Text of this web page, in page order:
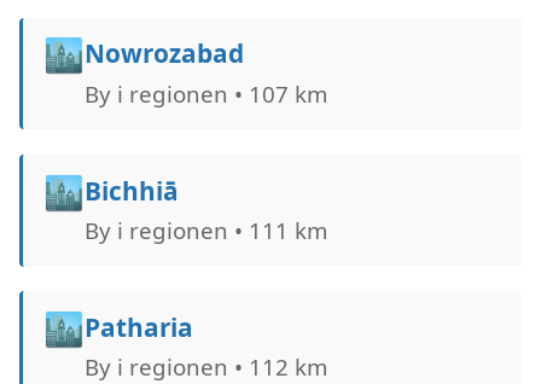
🏙️Nowrozabad
By i regionen • 107 km
🏙️Bichhiā
By i regionen • 111 km
🏙️Patharia
By i regionen • 112 km